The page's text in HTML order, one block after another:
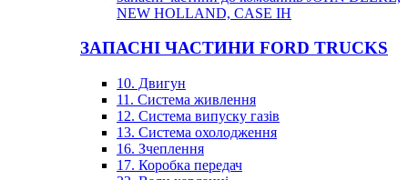
NEW HOLLAND, CASE IH
ЗАПАСНІ ЧАСТИНИ FORD TRUCKS
10. Двигун
11. Система живлення
12. Система випуску газів
13. Система охолодження
16. Зчеплення
17. Коробка передач